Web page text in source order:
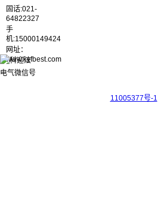
固话:021-
64822327
手
机:15000149424
网址：
www.kyfbest.com
11005377号-1